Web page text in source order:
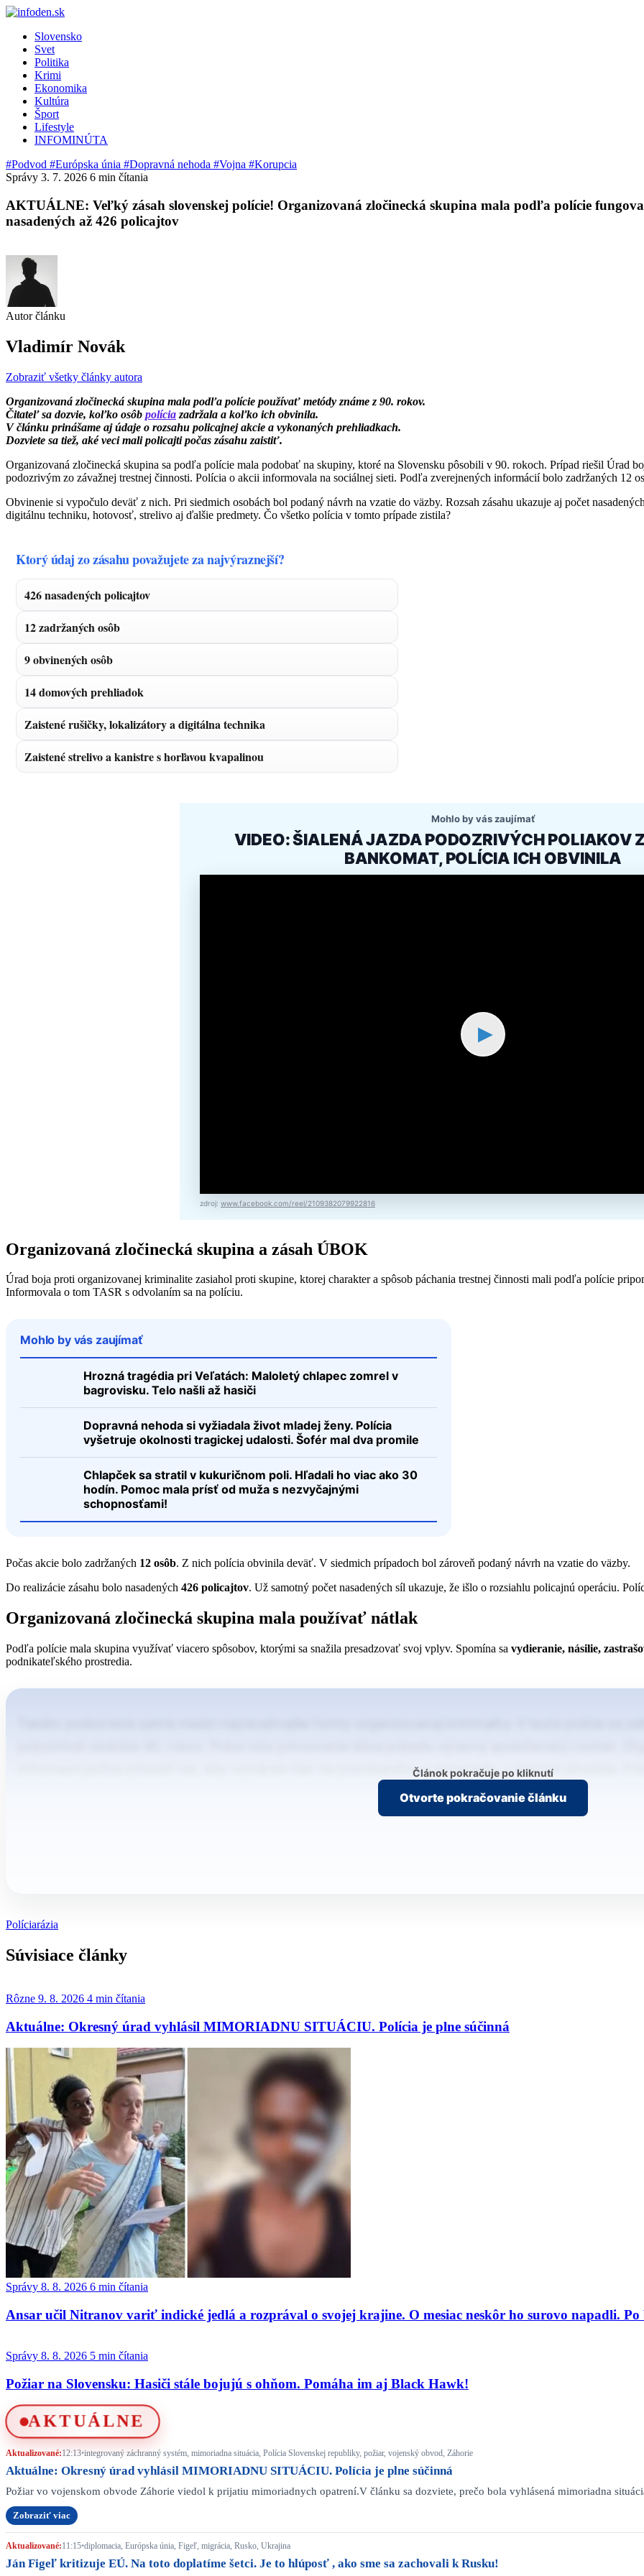
Slovensko
Svet
Politika
Krimi
Ekonomika
Kultúra
Šport
Lifestyle
INFOMINÚTA
#Podvod #Európska únia #Dopravná nehoda #Vojna #Korupcia
Správy 3. 7. 2026 6 min čítania
AKTUÁLNE: Veľký zásah slovenskej polície! Organizovaná zločinecká skupina mala podľa polície
nasadených až 426 policajtov
Autor článku
Vladimír Novák
Zobraziť všetky články autora
Organizovaná zločinecká skupina mala podľa polície používať metódy známe z 90. rokov.
Čitateľ sa dozvie, koľko osôb polícia zadržala a koľko ich obvinila.
V článku prinášame aj údaje o rozsahu policajnej akcie a vykonaných prehliadkach.
Dozviete sa tiež, aké veci mali policajti počas zásahu zaistiť.
Organizovaná zločinecká skupina sa podľa polície mala podobať na skupiny, ktoré na Slovensku pôsobili v 90. rokoch. Prípad riešil Úrad
podozrivým zo závažnej trestnej činnosti. Polícia o akcii informovala na sociálnej sieti. Podľa zverejnených informácií bolo zadržaných 12
Obvinenie si vypočulo deväť z nich. Pri siedmich osobách bol podaný návrh na vzatie do väzby. Rozsah zásahu ukazuje aj počet
digitálnu techniku, hotovosť, strelivo aj ďalšie predmety. Čo všetko polícia v tomto prípade zistila?
Ktorý údaj zo zásahu považujete za najvýraznejší?
426 nasadených policajtov
12 zadržaných osôb
9 obvinených osôb
14 domových prehliadok
Zaistené rušičky, lokalizátory a digitálna technika
Zaistené strelivo a kanistre s horľavou kvapalinou
Mohlo by vás zaujímať
VIDEO: ŠIALENÁ JAZDA PODOZRIVÝCH POLIAKOV
BANKOMAT, POLÍCIA ICH OBVINILA
▶
zdroj: www.facebook.com/reel/2109382079922816
Organizovaná zločinecká skupina a zásah ÚBOK
Úrad boja proti organizovanej kriminalite zasiahol proti skupine, ktorej charakter a spôsob páchania trestnej činnosti mali podľa polície
Informovala o tom TASR s odvolaním sa na políciu.
Mohlo by vás zaujímať
Hrozná tragédia pri Veľatách: Maloletý chlapec zomrel v
bagrovisku. Telo našli až hasiči
Dopravná nehoda si vyžiadala život mladej ženy. Polícia
vyšetruje okolnosti tragickej udalosti. Šofér mal dva promile
Chlapček sa stratil v kukuričnom poli. Hľadali ho viac ako 30
hodín. Pomoc mala prísť od muža s nezvyčajnými
schopnosťami!
Počas akcie bolo zadržaných 12 osôb. Z nich polícia obvinila deväť. V siedmich prípadoch bol zároveň podaný návrh na vzatie do väzby.
Do realizácie zásahu bolo nasadených 426 policajtov. Už samotný počet nasadených síl ukazuje, že išlo o rozsiahlu policajnú operáciu.
Organizovaná zločinecká skupina mala používať nátlak
Podľa polície mala skupina využívať viacero spôsobov, ktorými sa snažila presadzovať svoj vplyv. Spomína sa vydieranie, násilie,
podnikateľského prostredia.
informácií polície pôsobiť tak, aby vytvárala tlak na podnikateľov a prostredie, v ktorom pôsobila.
Článok pokračuje po kliknutí
Otvorte pokračovanie článku
Políciarázia
Súvisiace články
Rôzne 9. 8. 2026 4 min čítania
Aktuálne: Okresný úrad vyhlásil MIMORIADNU SITUÁCIU. Polícia je plne súčinná
Správy 8. 8. 2026 6 min čítania
Ansar učil Nitranov variť indické jedlá a rozprával o svojej krajine. O mesiac neskôr ho surovo napadli.
Správy 8. 8. 2026 5 min čítania
Požiar na Slovensku: Hasiči stále bojujú s ohňom. Pomáha im aj Black Hawk!
AKTUÁLNE
Aktualizované:12:13•integrovaný záchranný systém, mimoriadna situácia, Polícia Slovenskej republiky, požiar, vojenský obvod, Záhorie
Aktuálne: Okresný úrad vyhlásil MIMORIADNU SITUÁCIU. Polícia je plne súčinná
Požiar vo vojenskom obvode Záhorie viedol k prijatiu mimoriadnych opatrení.V článku sa dozviete, prečo bola vyhlásená mimoriadna
Zobraziť viac
Aktualizované:11:15•diplomacia, Európska únia, Figeľ, migrácia, Rusko, Ukrajina
Ján Figeľ kritizuje EÚ. Na toto doplatíme šetci. Je to hlúposť , ako sme sa zachovali k Rusku!